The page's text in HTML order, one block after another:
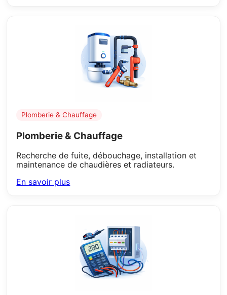
Plomberie & Chauffage
Plomberie & Chauffage
Recherche de fuite, débouchage, installation et
maintenance de chaudières et radiateurs.
En savoir plus